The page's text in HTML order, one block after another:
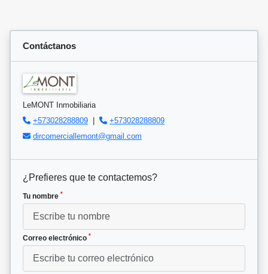
Contáctanos
LeMONT Inmobiliaria
+573028288809 |
+573028288809
dircomerciallemont@gmail.com
¿Prefieres que te contactemos?
Tu nombre *
Correo electrónico *